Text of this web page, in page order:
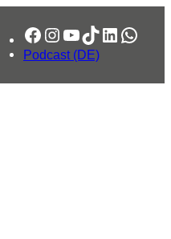
Facebook
Instagram
YouTube
TikTok
LinkedIn
Podcast (DE)